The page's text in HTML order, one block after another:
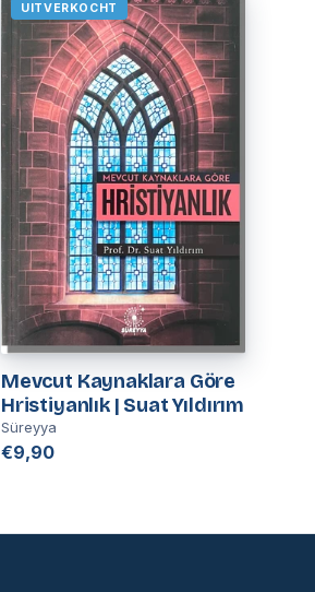
UITVERKOCHT
Mevcut Kaynaklara Göre
Hristiyanlık | Suat Yıldırım
Süreyya
€9,90